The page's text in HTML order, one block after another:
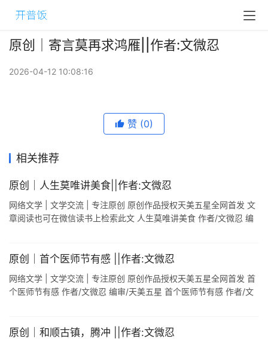
原创｜寄言莫再求鸿雁​||作者:文微忍
2026-04-12 10:08:16
赞 (0)
相关推荐
原创｜人生莫唯讲美食||作者:文微忍
网络文学 | 文学交流 | 专注原创 原创作品授权天美五星全网首发 文
章阅读也可在微信读书上检索此文 人生莫唯讲美食 作者/文微忍 编
原创｜首个医师节有感 ||作者:文微忍
网络文学 | 文学交流 | 专注原创 原创作品授权天美五星全网首发 首
个医师节有感 作者/文微忍 编审/天美五星 首个医师节有感 作者/文
原创｜和顺古镇，腾冲 ||作者:文微忍